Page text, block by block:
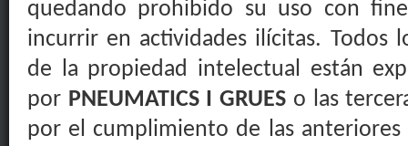
quedando prohibido su uso con
incurrir en actividades ilícitas. Todos
de la propiedad intelectual están
por PNEUMATICS I GRUES o las
por el cumplimiento de las